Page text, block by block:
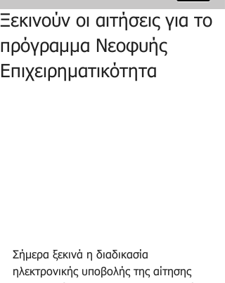
Ξεκινούν οι αιτήσεις για το
πρόγραμμα Νεοφυής
Επιχειρηματικότητα
Σήμερα ξεκινά η διαδικασία
ηλεκτρονικής υποβολής της αίτησης